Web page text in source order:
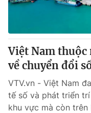
Việt Nam thuộc
về chuyển đổi
VTV.vn - Việt Nam
tế số và phát triển
khu vực mà còn trên